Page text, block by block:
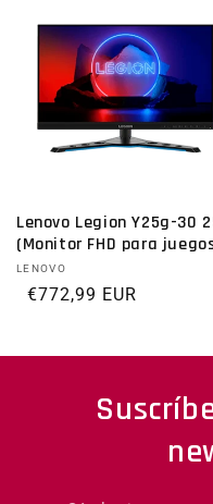
Lenovo Legion Y25g-30
(Monitor FHD para
Proveedor:
LENOVO
Precio habitual
€772,99 EUR